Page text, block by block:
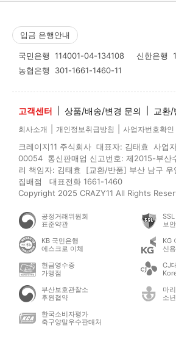
입금 은행안내
국민은행 114001-04-134108 신한은행
농협은행 301-1661-1460-11
고객센터 상품/배송/변경 문의 교환/
회사소개 개인정보취급방침 사업자번호확인
크레이지11 주식회사 대표자: 김태효 사업
00054 통신판매업 신고번호: 제2015-부산
리 책임자: 김태효 [교환/반품] 부산 남구 우
집배점 대표전화 1661-1460
Copyright 2025 CRAZY11 All Rights
공정거래위원회
표준약관
보
KB 국민은행
에스크로 이체
KG
신
현금영수증
가맹점
CJ
부산보호관찰소
후원협약
마
소
한국소비자평가
축구양말우수판매처